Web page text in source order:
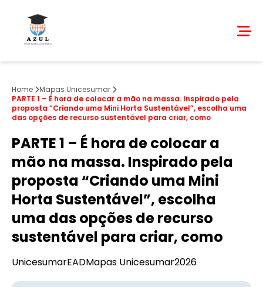
Home
Mapas Unicesumar
PARTE 1 – É hora de colocar a mão na massa. Inspirado pela
proposta “Criando uma Mini Horta Sustentável”, escolha uma
das opções de recurso sustentável para criar, como
PARTE 1 – É hora de colocar a
mão na massa. Inspirado pela
proposta “Criando uma Mini
Horta Sustentável”, escolha
uma das opções de recurso
sustentável para criar, como
UnicesumarEADMapas Unicesumar2026